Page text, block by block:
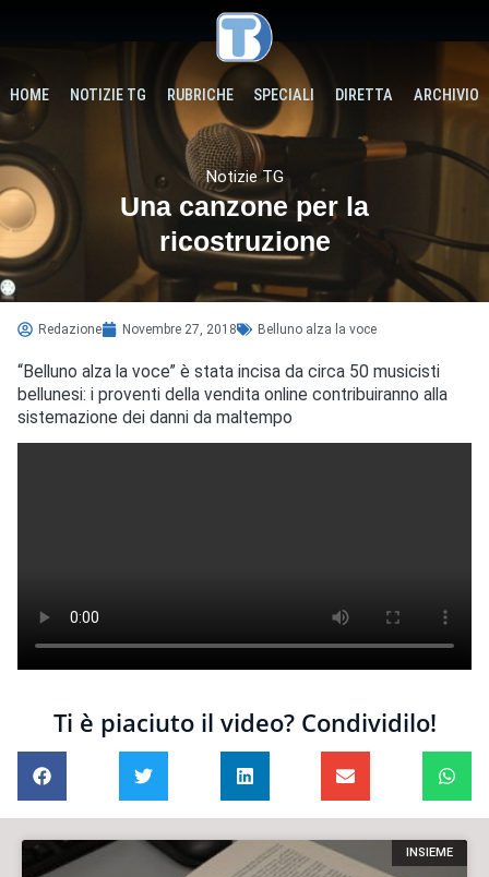
HOME NOTIZIE TG RUBRICHE SPECIALI DIRETTA ARCHIVIO
Notizie TG
Una canzone per la
ricostruzione
Redazione Novembre 27, 2018 Belluno alza la voce
“Belluno alza la voce” è stata incisa da circa 50 musicisti
bellunesi: i proventi della vendita online contribuiranno alla
sistemazione dei danni da maltempo
Ti è piaciuto il video? Condividilo!
INSIEME